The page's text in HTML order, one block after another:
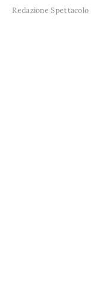
Redazione Spettacolo